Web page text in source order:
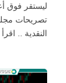
ليستقر فوق
تصريحات
النقدية .. اقرأ